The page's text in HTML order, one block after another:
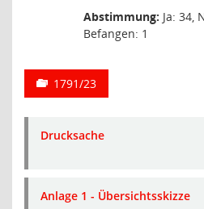
Abstimmung: Ja: 34,
Befangen: 1
1791/23
Drucksache
Anlage 1 - Übersichtsskizze